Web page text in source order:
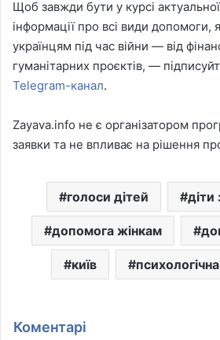
Щоб завжди бути у курсі
інформації про всі види допомоги,
українцям під час війни — від
гуманітарних проєктів, —
Telegram-канал.
Zayava.info не є організатором
заявки та не впливає на рішення
голоси дітей діти
допомога жінкам
київ
Коментарі